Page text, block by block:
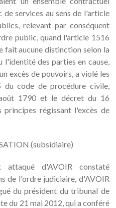
services au sens de l'article
relevant par conséquent
public, quand l'article 1516
fait aucune distinction selon la
l'identité des parties en cause,
excès de pouvoirs, a violé les
code de procédure civile,
1790 et le décret du 16
régissant l'excès de
(subsidiaire)
d'AVOIR constaté
de l'ordre judiciaire, d'AVOIR
du président du tribunal de
du 21 mai 2012, qui a conféré